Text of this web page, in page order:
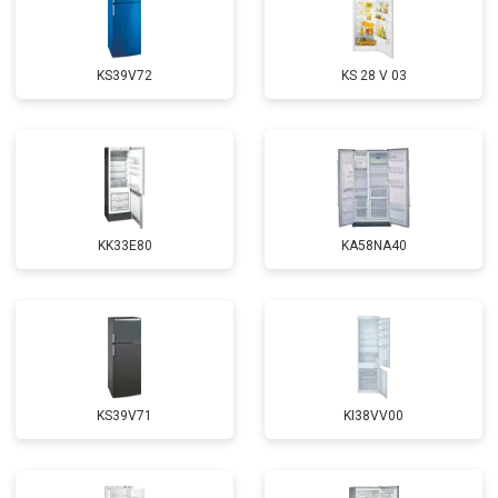
KS39V72 KS 28 V 03
KK33E80 KA58NA40
KS39V71 KI38VV00